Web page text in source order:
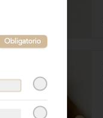
Obligatorio